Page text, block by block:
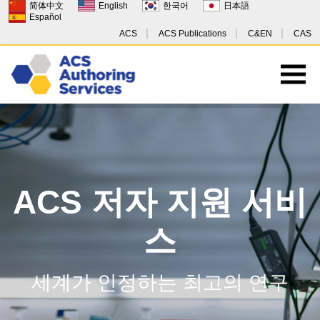
简体中文 English 한국어
日本語
Español
ACS
ACS Publications C&EN CAS
ACS 저자 지원 서비
스
세계가 인정하는 최고의 연구